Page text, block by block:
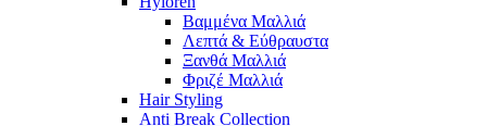
Βαμμένα Μαλλιά
Λεπτά & Εύθραυστα
Ξανθά Μαλλιά
Φριζέ Μαλλιά
Hair Styling
Anti Break Collection